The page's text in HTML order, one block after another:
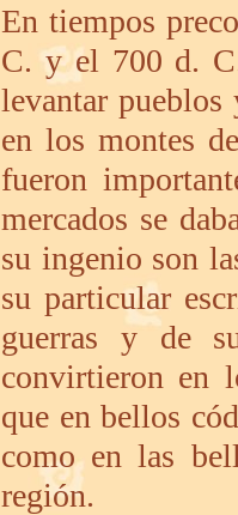
En tiempos
C. y el 700 d.
levantar pueblos
en los montes
fueron
mercados se
su ingenio son
su particular
guerras y de
convirtieron en
que en bellos
como en las
región.